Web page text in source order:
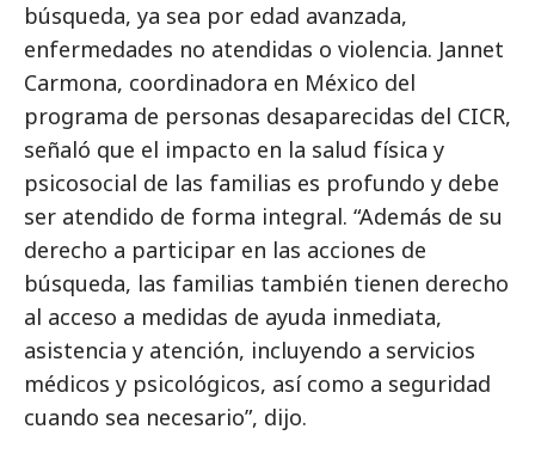
búsqueda, ya sea por edad avanzada,
enfermedades no atendidas o violencia. Jannet
Carmona, coordinadora en México del
programa de personas desaparecidas del CICR,
señaló que el impacto en la salud física y
psicosocial de las familias es profundo y debe
ser atendido de forma integral. “Además de su
derecho a participar en las acciones de
búsqueda, las familias también tienen derecho
al acceso a medidas de ayuda inmediata,
asistencia y atención, incluyendo a servicios
médicos y psicológicos, así como a seguridad
cuando sea necesario”, dijo.